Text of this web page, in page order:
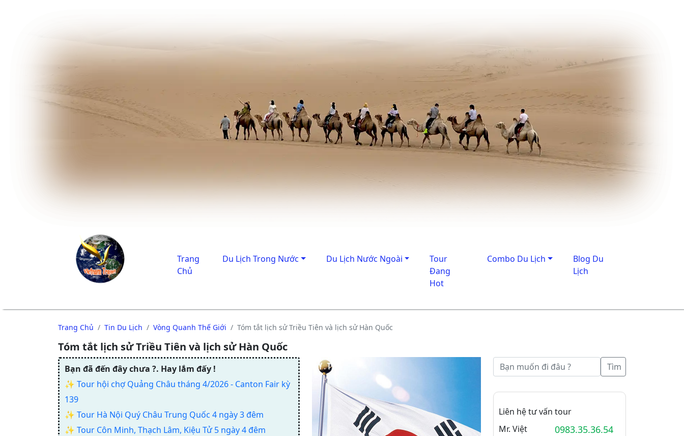
Trang
Chủ
Du Lịch Trong Nước Du Lịch Nước Ngoài
Tour
Đang
Hot
Combo Du Lịch
Blog Du
Lịch
Trang Chủ Tin Du Lịch Vòng Quanh Thế Giới Tóm tắt lịch sử Triều Tiên và lịch sử Hàn Quốc
Tóm tắt lịch sử Triều Tiên và lịch sử Hàn Quốc
Bạn đã đến đây chưa ?. Hay lắm đấy !
✨ Tour hội chợ Quảng Châu tháng 4/2026 - Canton Fair kỳ
139
✨ Tour Hà Nội Quý Châu Trung Quốc 4 ngày 3 đêm
✨ Tour Côn Minh, Thạch Lâm, Kiệu Tử 5 ngày 4 đêm
Tìm
Liên hệ tư vấn tour
Mr. Việt
0983.35.36.54